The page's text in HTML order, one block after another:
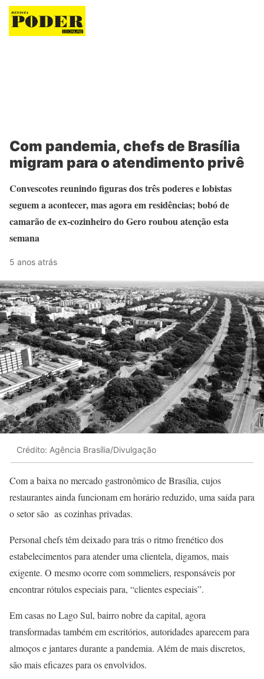
Revista Poder
Com pandemia, chefs de Brasília
migram para o atendimento privê
Convescotes reunindo figuras dos três poderes e lobistas
seguem a acontecer, mas agora em residências; bobó de
camarão de ex-cozinheiro do Gero roubou atenção esta
semana
5 anos atrás
Crédito: Agência Brasília/Divulgação
Com a baixa no mercado gastronômico de Brasília, cujos
restaurantes ainda funcionam em horário reduzido, uma saída para
o setor são as cozinhas privadas.
Personal chefs têm deixado para trás o ritmo frenético dos
estabelecimentos para atender uma clientela, digamos, mais
exigente. O mesmo ocorre com sommeliers, responsáveis por
encontrar rótulos especiais para, “clientes especiais”.
Em casas no Lago Sul, bairro nobre da capital, agora
transformadas também em escritórios, autoridades aparecem para
almoços e jantares durante a pandemia. Além de mais discretos,
são mais eficazes para os envolvidos.